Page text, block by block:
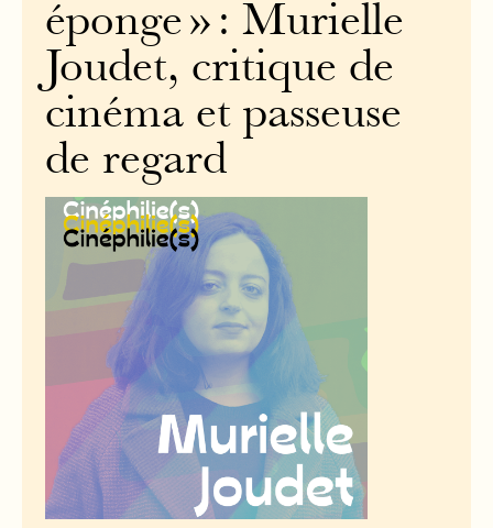
éponge » : Murielle
Joudet, critique de
cinéma et passeuse
de regard